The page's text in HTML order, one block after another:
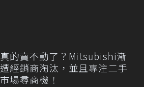
真的賣不動了？Mitsubishi漸
遭經銷商淘汰，並且專注二手
市場尋商機！